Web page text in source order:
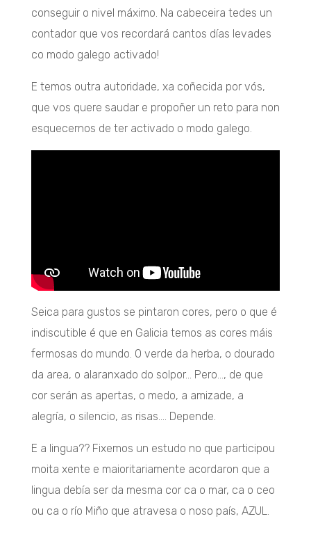
conseguir o nivel máximo. Na cabeceira tedes un
contador que vos recordará cantos días levades
co modo galego activado!
E temos outra autoridade, xa coñecida por vós,
que vos quere saudar e propoñer un reto para non
esquecernos de ter activado o modo galego.
Seica para gustos se pintaron cores, pero o que é
indiscutible é que en Galicia temos as cores máis
fermosas do mundo. O verde da herba, o dourado
da area, o alaranxado do solpor… Pero…, de que
cor serán as apertas, o medo, a amizade, a
alegría, o silencio, as risas…. Depende.
E a lingua?? Fixemos un estudo no que participou
moita xente e maioritariamente acordaron que a
lingua debía ser da mesma cor ca o mar, ca o ceo
ou ca o río Miño que atravesa o noso país, AZUL.